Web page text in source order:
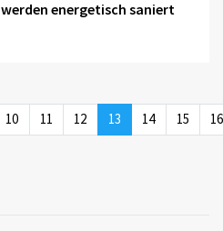
werden energetisch saniert
10 11 12 13 14 15 16